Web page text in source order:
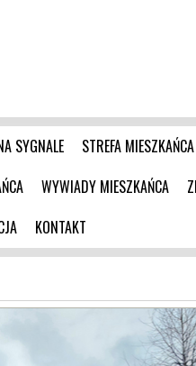
SYGNALE STREFA MIESZKAŃCA
WYWIADY MIESZKAŃCA
KONTAKT